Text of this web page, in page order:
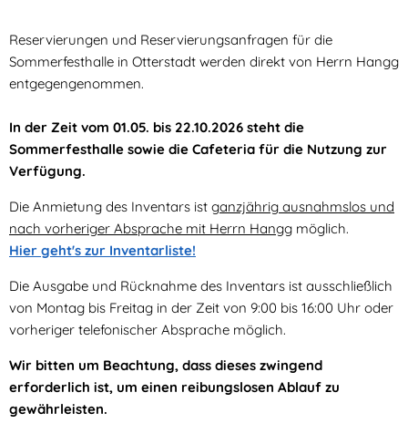
Reservierungen und Reservierungsanfragen für die
Sommerfesthalle in Otterstadt werden direkt von Herrn Hangg
entgegengenommen.
In der Zeit vom 01.05. bis 22.10.2026 steht die
Sommerfesthalle sowie die Cafeteria für die Nutzung zur
Verfügung.
Die Anmietung des Inventars ist ganzjährig ausnahmslos und
nach vorheriger Absprache mit Herrn Hangg möglich.
Hier geht's zur Inventarliste!
Die Ausgabe und Rücknahme des Inventars ist ausschließlich
von Montag bis Freitag in der Zeit von 9:00 bis 16:00 Uhr oder
vorheriger telefonischer Absprache möglich.
Wir bitten um Beachtung, dass dieses zwingend
erforderlich ist, um einen reibungslosen Ablauf zu
gewährleisten.